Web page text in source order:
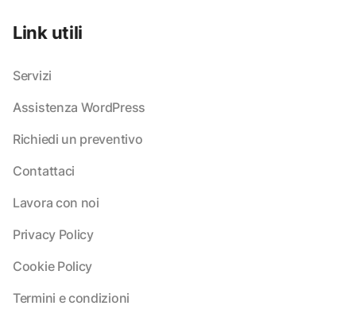
Link utili
Servizi
Assistenza WordPress
Richiedi un preventivo
Contattaci
Lavora con noi
Privacy Policy
Cookie Policy
Termini e condizioni